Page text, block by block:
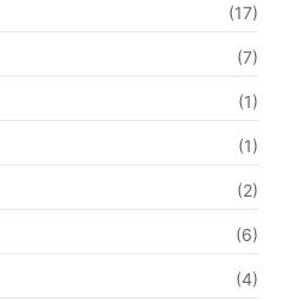
(17)
(7)
(1)
(1)
(2)
(6)
(4)